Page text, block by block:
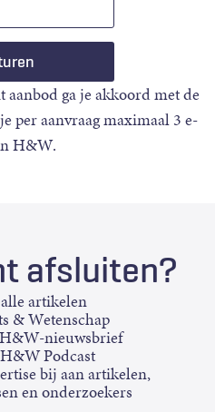
ga je akkoord met de
per aanvraag maximaal 3 e-
H&W.
afsluiten?
artikelen
& Wetenschap
nieuwsbrief
Podcast
bij aan artikelen,
en onderzoekers